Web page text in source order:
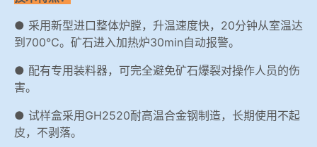
● 采用新型进口整体炉膛，升温速度快，20分钟从室温达
到700℃。矿石进入加热炉30min自动报警。
● 配有专用装料器，可完全避免矿石爆裂对操作人员的伤
害。
● 试样盒采用GH2520耐高温合金钢制造，长期使用不起
皮，不剥落。